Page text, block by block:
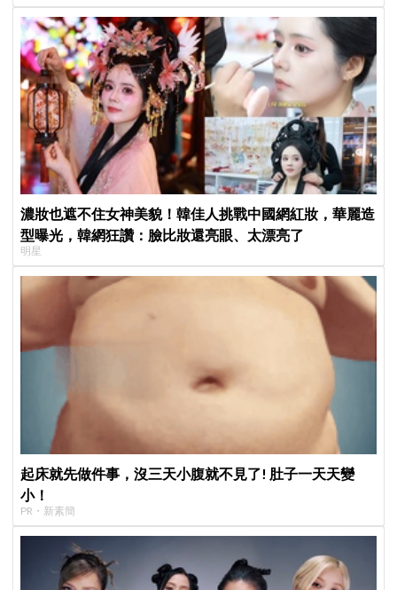
濃妝也遮不住女神美貌！韓佳人挑戰中國網紅妝，華麗造
型曝光，韓網狂讚：臉比妝還亮眼、太漂亮了
明星
起床就先做件事，沒三天小腹就不見了! 肚子一天天變
小！
PR・新素簡